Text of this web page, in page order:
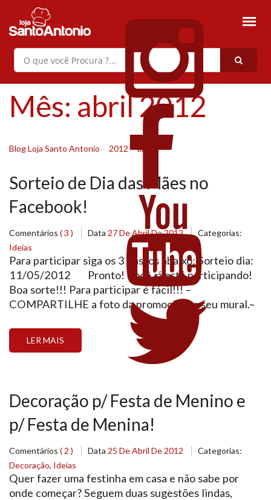
Mês: abril 2012
Blog Loja Santo Antonio 2012>abril
Sorteio de Dia das Mães no
Facebook!
Comentários ( 3 ) Data 27 De Abril De 2012
Categorias:
Ideias
Para participar siga os 3 passos abaixo: Sorteio dia:
11/05/2012 Pronto! Você já está participando!
Boa sorte!!! Para participar é fácil!!! –
COMPARTILHE a foto da promoção no seu mural.–
CURTA nossa página (Fan Page)– INSCREVAM-SE
aqui na aba PROMOÇÃO DA NOSSA PÁGINA O
sorteio será no dia 11/05/2012 (sexta-feira) para
LER MAIS
Decoração p/ Festa de Menino e
p/ Festa de Menina!
Comentários ( 2 ) Data 25 De Abril De 2012
Categorias:
Decoração, Ideias
Quer fazer uma festinha em casa e não sabe por
onde começar? Seguem duas sugestões lindas,